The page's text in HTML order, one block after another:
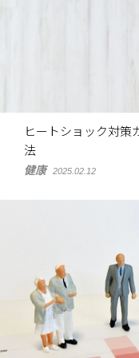
ヒートショック対策
法
健康 2025.02.12